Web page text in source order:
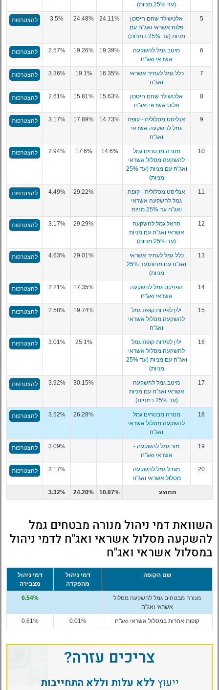
(עד 25% מניות)
5
אלטשולר שחם חיסכון
פלוס אשראי ואג"ח עם
מניות (עד 25% במניות)
24.11%
24.48%
3.5% להצטרפות
6
מיטב גמל להשקעה
אשראי ואג"ח
19.39%
19.26%
2.57% להצטרפות
7
כלל גמל לעתיד אשראי
ואג"ח
16.35%
19.1%
3.36% להצטרפות
8
אלטשולר שחם חיסכון
פלוס אשראי ואג"ח
15.63%
15.81%
2.61% להצטרפות
9
אנליסט מסלולית - קופת
גמל להשקעה אשראי
ואג"ח
14.73%
17.89%
3.17% להצטרפות
10
מנורה מבטחים גמל
להשקעה מסלול אשראי
ואג"ח עם מניות (עד 25%
מניות)
14.6%
17.6%
2.94% להצטרפות
11
אנליסט מסלולית - קופת
גמל להשקעה אשראי
ואג"ח עד 25% מניות
29.22%
4.49% להצטרפות
12
הראל גמל להשקעה
אשראי ואג"ח עם מניות
(עד 25% מניות)
29.29%
3.17% להצטרפות
13
כלל גמל לעתיד אשראי
ואג"ח עם מניות(עד 25%
מניות)
29.01%
4.63% להצטרפות
14
הפניקס גמל להשקעה
אשראי ואג"ח
17.35%
2.21% להצטרפות
15
ילין לפידות קופת גמל
להשקעה מסלול אשראי
ואג"ח
19.74%
2.58% להצטרפות
16
ילין לפידות קופת גמל
להשקעה מסלול אשראי
ואג"ח עם מניות (עד 25%
מניות)
25.1%
3.01% להצטרפות
17
מיטב גמל להשקעה
אשראי ואג"ח עם מניות
(עד 25% במניות)
30.15%
3.92% להצטרפות
18
מנורה מבטחים גמל
להשקעה מסלול אשראי
ואג"ח
26.28%
3.52% להצטרפות
19
מור גמל להשקעה -
אשראי ואג"ח
3.09% להצטרפות
20
מגדל גמל להשקעה
מסלול אשראי ואג"ח
2.17% להצטרפות
ממוצע 10.87%
24.20%
3.32%
השוואת דמי ניהול מנורה מבטחים גמל
להשקעה מסלול אשראי ואג"ח לדמי ניהול
במסלול אשראי ואג"ח
שם הקופה
דמי ניהול
מהפקדה
דמי ניהול
מצבירה
מנורה מבטחים גמל להשקעה מסלול
אשראי ואג"ח
0.54%
קופות אחרות במסלול אשראי ואג"ח 0.01%
0.61%
צריכים עזרה?
ייעוץללא עלות וללא התחייבות